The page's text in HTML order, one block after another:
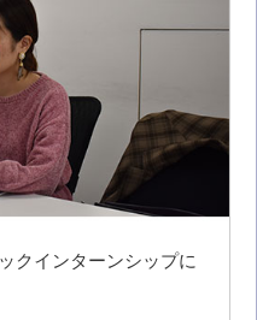
クインターンシップに